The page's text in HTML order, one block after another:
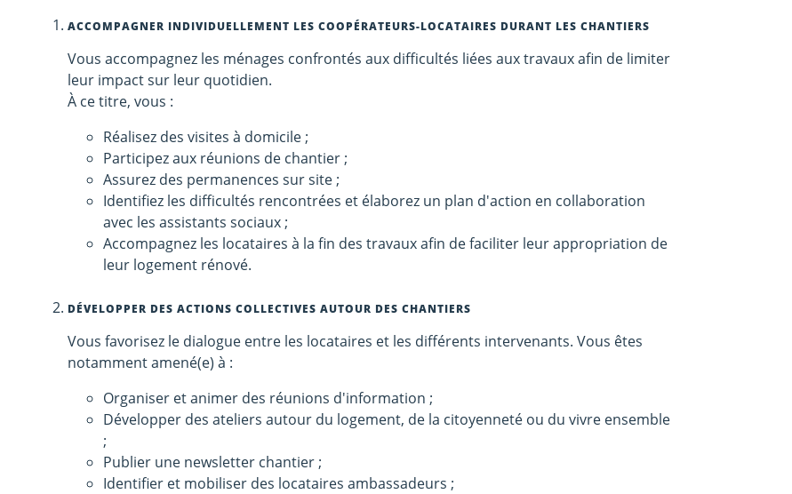
ACCOMPAGNER INDIVIDUELLEMENT LES COOPÉRATEURS-LOCATAIRES DURANT LES CHANTIERS
Vous accompagnez les ménages confrontés aux difficultés liées aux travaux afin de limiter
leur impact sur leur quotidien.
À ce titre, vous :
Réalisez des visites à domicile ;
Participez aux réunions de chantier ;
Assurez des permanences sur site ;
Identifiez les difficultés rencontrées et élaborez un plan d'action en collaboration
avec les assistants sociaux ;
Accompagnez les locataires à la fin des travaux afin de faciliter leur appropriation de
leur logement rénové.
DÉVELOPPER DES ACTIONS COLLECTIVES AUTOUR DES CHANTIERS
Vous favorisez le dialogue entre les locataires et les différents intervenants. Vous êtes
notamment amené(e) à :
Organiser et animer des réunions d'information ;
Développer des ateliers autour du logement, de la citoyenneté ou du vivre ensemble
;
Publier une newsletter chantier ;
Identifier et mobiliser des locataires ambassadeurs ;